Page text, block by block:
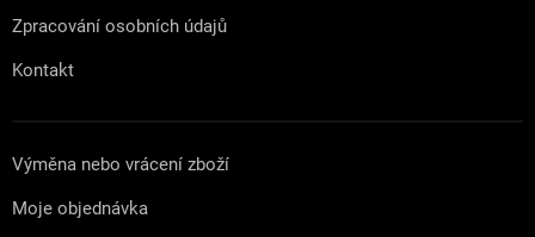
Zpracování osobních údajů
Kontakt
Výměna nebo vrácení zboží
Moje objednávka